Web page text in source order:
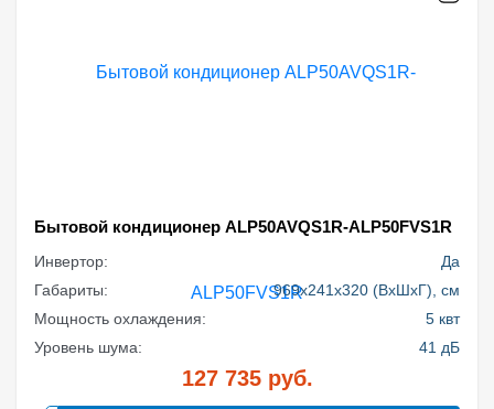
Бытовой кондиционер ALP50AVQS1R-ALP50FVS1R
Инвертор:
Да
Габариты:
969x241x320 (ВхШхГ), см
Мощность охлаждения:
5 квт
Уровень шума:
41 дБ
127 735руб.